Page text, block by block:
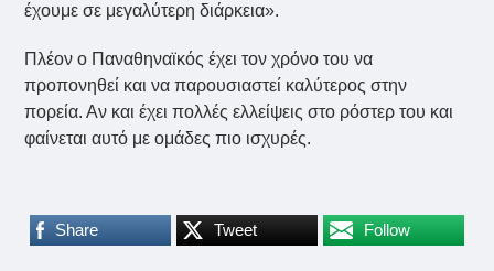
έχουμε σε μεγαλύτερη διάρκεια».
Πλέον ο Παναθηναϊκός έχει τον χρόνο του να
προπονηθεί και να παρουσιαστεί καλύτερος στην
πορεία. Αν και έχει πολλές ελλείψεις στο ρόστερ του και
φαίνεται αυτό με ομάδες πιο ισχυρές.
Share Tweet Follow